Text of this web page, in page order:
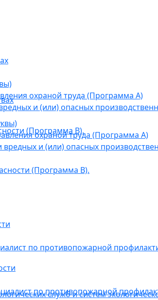
охраной труда (Программа А)
и (или) опасных
(Программа В).
по противопожарной
служб и систем
охраной труда (Программа А)
и (или) опасных
(Программа В).
по противопожарной